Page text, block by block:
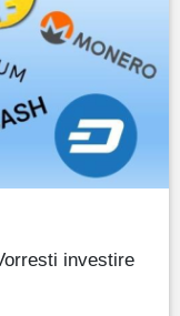
investire